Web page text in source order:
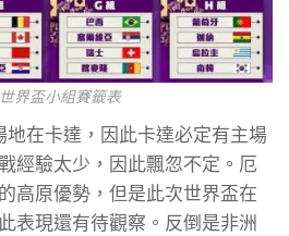
界盃小組賽籤表
地在卡達，因此卡達必定有主場
經驗太少，因此飄忽不定。厄
高原優勢，但是此次世界盃在
表現還有待觀察。反倒是非洲